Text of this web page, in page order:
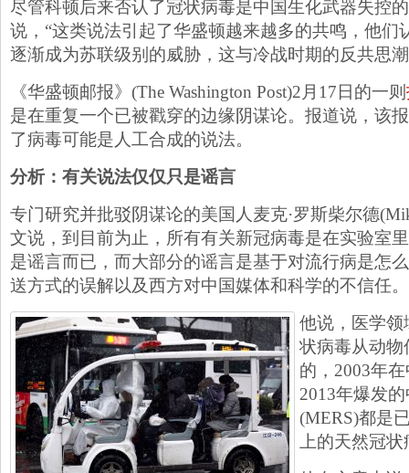
尽管科顿后来否认了冠状病毒是中国生化武器失控
说，“这类说法引起了华盛顿越来越多的共鸣，他们
逐渐成为苏联级别的威胁，这与冷战时期的反共思
《华盛顿邮报》(The Washington Post)2月17日的一则
是在重复一个已被戳穿的边缘阴谋论。报道说，该
了病毒可能是人工合成的说法。
分析：有关说法仅仅只是谣言
专门研究并批驳阴谋论的美国人麦克·罗斯柴尔德
文说，到目前为止，所有有关新冠病毒是在实验室
是谣言而已，而大部分的谣言是基于对流行病是怎
送方式的误解以及西方对中国媒体和科学的不信任。
他说，医学
状病毒从动
的，2003年
2013年爆发
(MERS)都是
上的天然冠